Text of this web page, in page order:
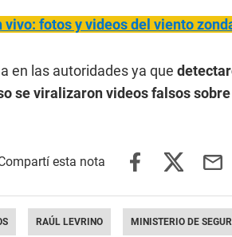
vivo: fotos y videos del viento
en las autoridades ya que
se viralizaron videos falsos
RAÚL LEVRINO MINISTERIO DE